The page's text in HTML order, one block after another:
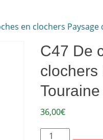
en clochers
C47 De
clochers
36,00€
quantité